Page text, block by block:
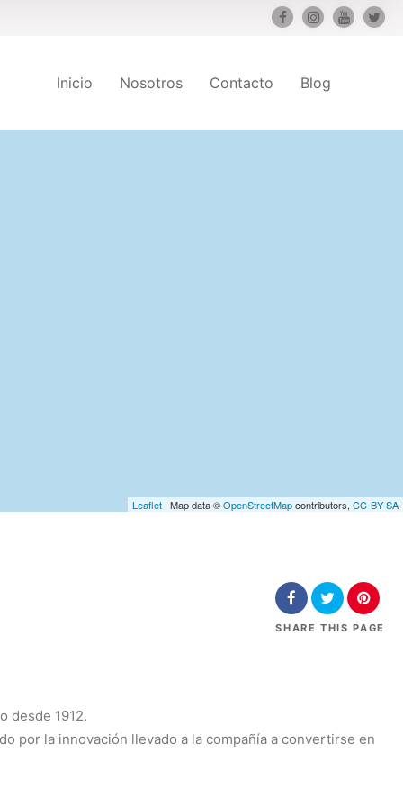
Inicio Nosotros Contacto Blog
Leaflet | Map data ©OpenStreetMapcontributors, CC-BY-SA
SHARE THIS PAGE
desde 1912.
por la innovación llevado a la compañía a convertirse en